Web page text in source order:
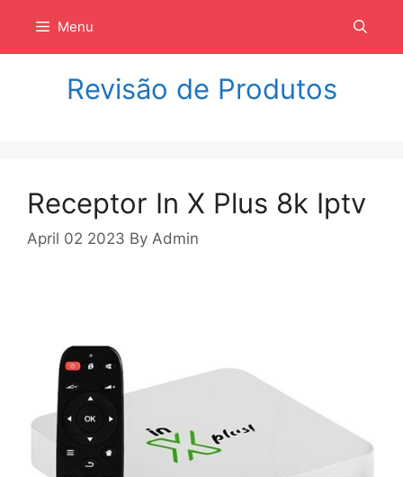
isi
Menu
Revisão de Produtos
Receptor In X Plus 8k Iptv
April 02 2023 By Admin